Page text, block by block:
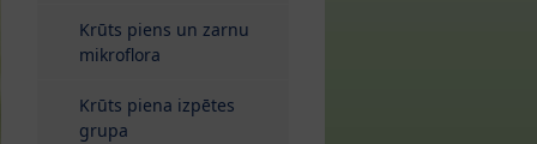
Krūts piens un zarnu
mikroflora
Krūts piena izpētes
grupa